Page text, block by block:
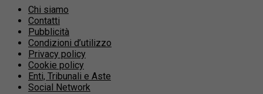
Chi siamo
Contatti
Pubblicità
Condizioni d’utilizzo
Privacy policy
Cookie policy
Enti, Tribunali e Aste
Social Network